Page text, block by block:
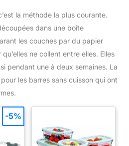
la méthode la plus courante.
dans une boîte
les couches par du papier
ne collent entre elles. Elles
pendant une à deux semaines. La
les barres sans cuisson qui ont
-5%